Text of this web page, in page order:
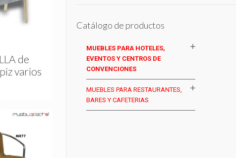
de
varios
Catálogo de productos
MUEBLES PARA HOTELES,
EVENTOS Y CENTROS DE
CONVENCIONES
MUEBLES PARA RESTAURANTES,
BARES Y CAFETERIAS